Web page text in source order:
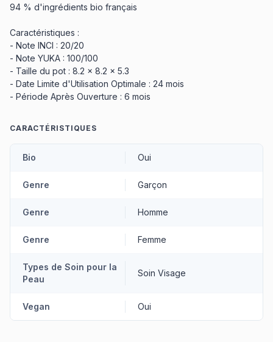
94 % d'ingrédients bio français
Caractéristiques :
- Note INCI : 20/20
- Note YUKA : 100/100
- Taille du pot : 8.2 x 8.2 x 5.3
- Date Limite d'Utilisation Optimale : 24 mois
- Période Après Ouverture : 6 mois
CARACTÉRISTIQUES
Bio Oui
Genre Garçon
Genre Homme
Genre Femme
Types de Soin pour la
Peau
Soin Visage
Vegan Oui